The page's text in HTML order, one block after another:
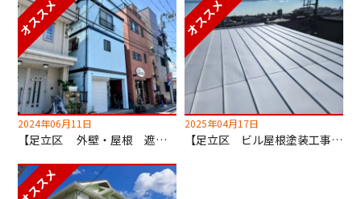
2024年06月11日
【足立区 外壁・屋根 遮熱塗装工事】超低汚染無機塗料でセルフクリーニング！
2025年04月17日
【足立区 ビル屋根塗装工事】キルコ遮断熱塗料使用！2階の室温が劇的に変わります！